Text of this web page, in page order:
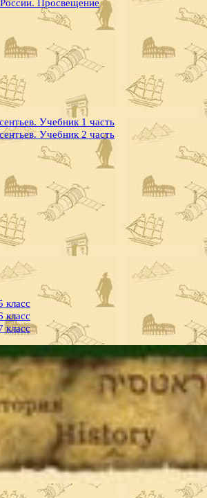
Просвещение
Учебник 1 часть
Учебник 2 часть